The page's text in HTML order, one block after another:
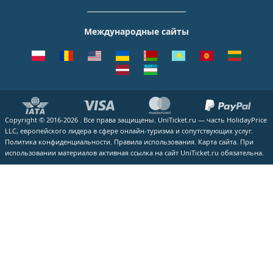
Казань
Чехия
Emirates
ВСЕ АВИАКОМПАНИИ
Кольцово
Курумоч
ВСЕ АЭРОПОРТЫ
Москва - Симферополь
Москва - Ереван
Москва - Калининград
Москва - Екатеринбург
Москва - Махачкала
ВСЕ НАПРАВЛЕНИЯ
Помощь
Вакансии
Блог
Как купить билет
Международные сайты
Copyright © 2016-2026 . Все права защищены. UniTicket.ru — часть HolidayPrice
LLC, европейского лидера в сфере онлайн-туризма и сопутствующих услуг.
Политика конфиденциальности. Правила использования. Карта сайта. При
использовании материалов активная ссылка на сайт UniTicket.ru обязательна.